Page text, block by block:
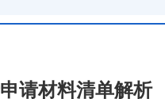
请材料清单解析